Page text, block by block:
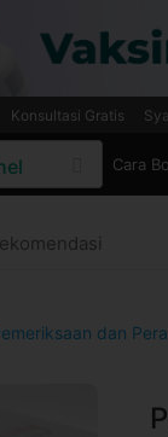
Konsultasi Gratis
Cara
dan